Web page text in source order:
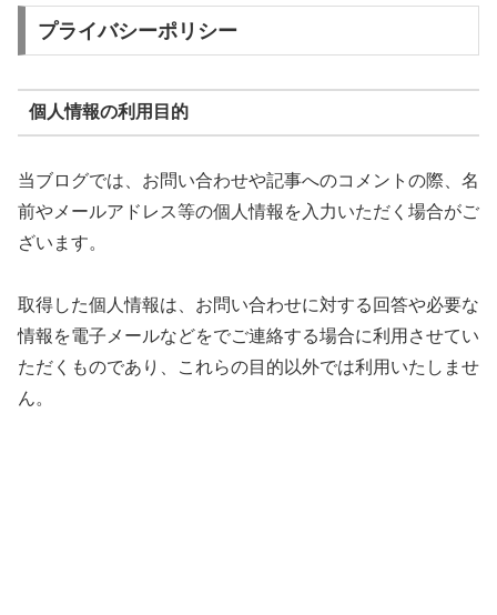
プライバシーポリシー
個人情報の利用目的
当ブログでは、お問い合わせや記事へのコメントの際、名
前やメールアドレス等の個人情報を入力いただく場合がご
ざいます。
取得した個人情報は、お問い合わせに対する回答や必要な
情報を電子メールなどをでご連絡する場合に利用させてい
ただくものであり、これらの目的以外では利用いたしませ
ん。